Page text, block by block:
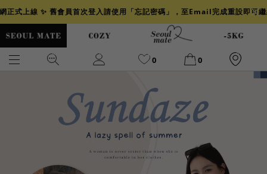
正式上線 ✨ 舊會員首次登入請使用「忘記密碼」，至Email完成重設即可
0 0
背心
透膚 小香 牛仔